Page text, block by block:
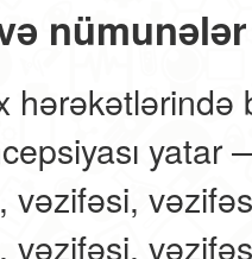
nümunələr
hərəkətlərində
vəzifəsi,
vəzifəsi,